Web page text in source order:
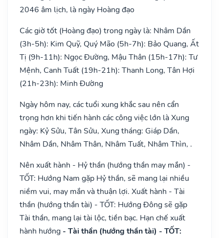
2046 âm lịch, là ngày Hoàng đạo
Các giờ tốt (Hoàng đạo) trong ngày là: Nhâm Dần
(3h-5h): Kim Quỹ, Quý Mão (5h-7h): Bảo Quang, Ất
Tị (9h-11h): Ngọc Đường, Mậu Thân (15h-17h): Tư
Mệnh, Canh Tuất (19h-21h): Thanh Long, Tân Hợi
(21h-23h): Minh Đường
Ngày hôm nay, các tuổi xung khắc sau nên cẩn
trọng hơn khi tiến hành các công việc lớn là Xung
ngày: Kỷ Sửu, Tân Sửu, Xung tháng: Giáp Dần,
Nhâm Dần, Nhâm Thân, Nhâm Tuất, Nhâm Thìn, .
Nên xuất hành - Hỷ thần (hướng thần may mắn) -
TỐT: Hướng Nam gặp Hỷ thần, sẽ mang lại nhiều
niềm vui, may mắn và thuận lợi. Xuất hành - Tài
thần (hướng thần tài) - TỐT: Hướng Đông sẽ gặp
Tài thần, mang lại tài lộc, tiền bạc. Hạn chế xuất
hành hướng - Tài thần (hướng thần tài) - TỐT: